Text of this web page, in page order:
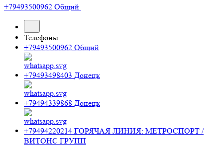
+79493500962 Общий
Телефоны
+79493500962 Общий
+79493498403 Донецк
+79494339868 Донецк
+79494220214 ГОРЯЧАЯ ЛИНИЯ: МЕТРОСПОРТ /
ВИТОНС ГРУПП